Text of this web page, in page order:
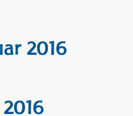
2016